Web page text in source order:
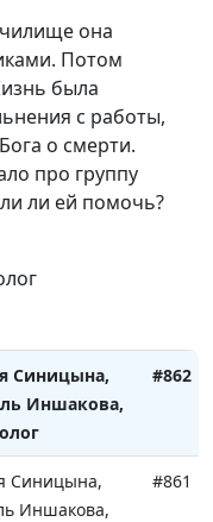
она
Потом
была
с работы,
о смерти.
про группу
ли ей помочь?
Синицына,
Иншакова,
Синицына,
Иншакова,
Синицына,
Иншакова,
#862
Синицына,
Иншакова,
#861